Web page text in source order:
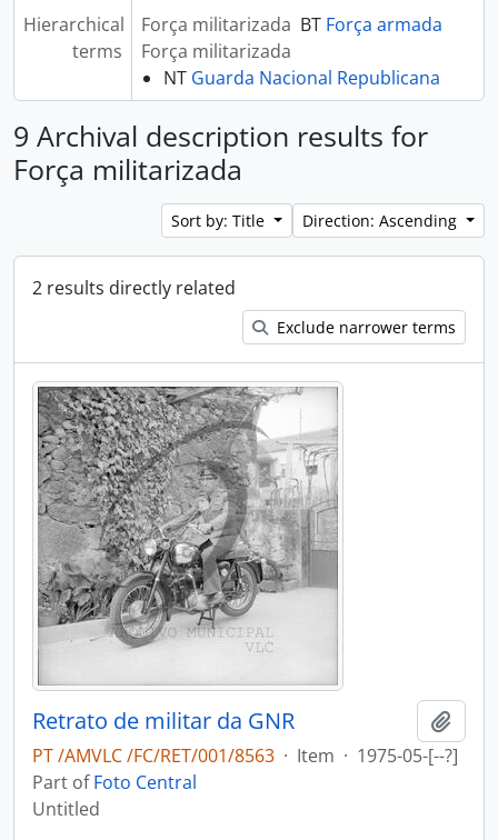
Hierarchical
terms
Força militarizada BT Força armada
Força militarizada
NT Guarda Nacional Republicana
9 Archival description results for
Força militarizada
Sort by: Title Direction: Ascending
2 results directly related
Exclude narrower terms
Retrato de militar da GNR
PT /AMVLC /FC/RET/001/8563 · Item · 1975-05-[--?]
Part ofFoto Central
Untitled